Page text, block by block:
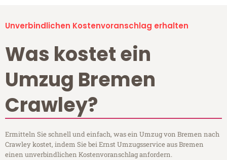
Unverbindlichen Kostenvoranschlag erhalten
Was kostet ein
Umzug Bremen
Crawley?
Ermitteln Sie schnell und einfach, was ein Umzug von Bremen nach
Crawley kostet, indem Sie bei Ernst Umzugsservice aus Bremen
einen unverbindlichen Kostenvoranschlag anfordern.